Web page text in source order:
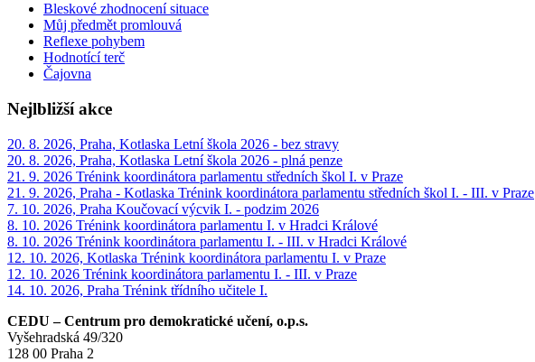
Bleskové zhodnocení situace
Můj předmět promlouvá
Reflexe pohybem
Hodnotící terč
Čajovna
Nejlbližší akce
20. 8. 2026, Praha, Kotlaska Letní škola 2026 - bez stravy
20. 8. 2026, Praha, Kotlaska Letní škola 2026 - plná penze
21. 9. 2026 Trénink koordinátora parlamentu středních škol I. v Praze
21. 9. 2026, Praha - Kotlaska Trénink koordinátora parlamentu středních škol I. - III. v Praze
7. 10. 2026, Praha Koučovací výcvik I. - podzim 2026
8. 10. 2026 Trénink koordinátora parlamentu I. v Hradci Králové
8. 10. 2026 Trénink koordinátora parlamentu I. - III. v Hradci Králové
12. 10. 2026, Kotlaska Trénink koordinátora parlamentu I. v Praze
12. 10. 2026 Trénink koordinátora parlamentu I. - III. v Praze
14. 10. 2026, Praha Trénink třídního učitele I.
CEDU – Centrum pro demokratické učení, o.p.s.
Vyšehradská 49/320
128 00 Praha 2